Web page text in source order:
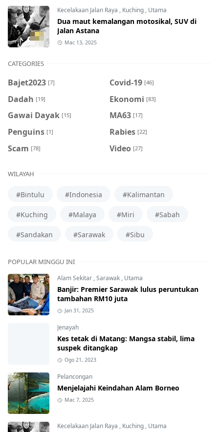
Kecelakaan Jalan Raya , Kuching , Utama
Dua maut kemalangan motosikal, SUV di
Jalan Astana
Mac 13, 2025
CATEGORIES
Bajet2023 [7] Covid-19 [46]
Dadah [19] Ekonomi [83]
Gawai Dayak [15] MA63 [17]
Penguins [1] Rabies [22]
Scam [78] Video [27]
WILAYAH
#Bintulu #Indonesia #Kalimantan
#Kuching #Malaya #Miri #Sabah
#Sandakan #Sarawak #Sibu
POPULAR MINGGU INI
Alam Sekitar,Sarawak, Utama
Banjir: Premier Sarawak lulus peruntukan
tambahan RM10 juta
Jan 31, 2025
Jenayah
Kes tetak di Matang: Mangsa stabil, lima
suspek ditangkap
Ogo 21, 2023
Pelancongan
Menjelajahi Keindahan Alam Borneo
Mac 7, 2025
Kecelakaan Jalan Raya , Kuching, Utama